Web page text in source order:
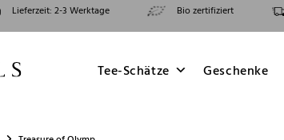
Lieferzeit: 2-3 Werktage Bio zertifiziert
Tee-Schätze Geschenke